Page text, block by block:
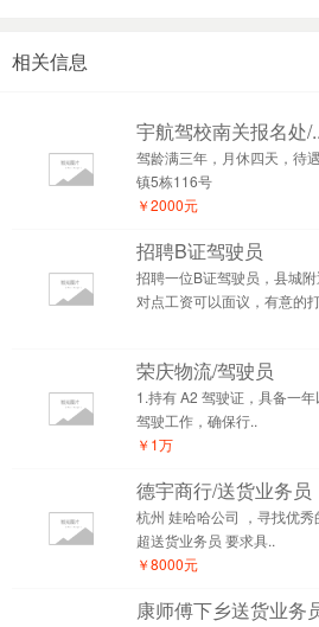
相关信息
宇航驾校南关报名处/..
驾龄满三年，月休四天，待
镇5栋116号
￥2000元
招聘B证驾驶员
招聘一位B证驾驶员，县城
对点工资可以面议，有意的
荣庆物流/驾驶员
1.持有 A2 驾驶证，具备一
驾驶工作，确保行..
￥1万
德宇商行/送货业务员
杭州 娃哈哈公司 ，寻找优
超送货业务员 要求具..
￥8000元
康师傅下乡送货业务